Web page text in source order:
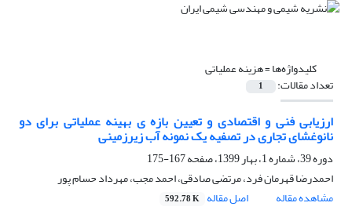
کلیدواژه‌ها =هزینه عملیاتی
تعداد مقالات: 1
ارزیابی فنی و اقتصادی و تعیین بازه ی بهینه عملیاتی برای دو
نانوغشای تجاری در تصفیه یک نمونه آب زیرزمینی
دوره 39، شماره 1، بهار 1399، صفحه
167-175
احمدرضا قهرمان فرد، مرتضی صادقی، احمد مجب، مهرداد حسام پور
مشاهده مقاله
اصل مقاله 592.78 K